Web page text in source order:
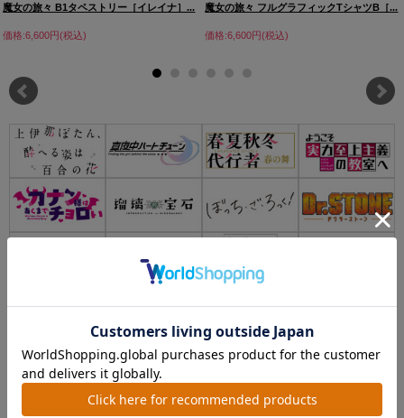
魔女の旅々 B1タペストリー［イレイナ］...
価格:6,600円(税込)
魔女の旅々 フルグラフィックTシャツB［...
価格:6,600円(税込)